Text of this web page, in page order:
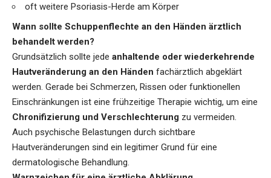
oft weitere Psoriasis-Herde am Körper
Wann sollte Schuppenflechte an den Händen ärztlich
behandelt werden?
Grundsätzlich sollte jede anhaltende oder wiederkehrende
Hautveränderung an den Händen fachärztlich abgeklärt
werden. Gerade bei Schmerzen, Rissen oder funktionellen
Einschränkungen ist eine frühzeitige Therapie wichtig, um eine
Chronifizierung und Verschlechterung zu vermeiden.
Auch psychische Belastungen durch sichtbare
Hautveränderungen sind ein legitimer Grund für eine
dermatologische Behandlung.